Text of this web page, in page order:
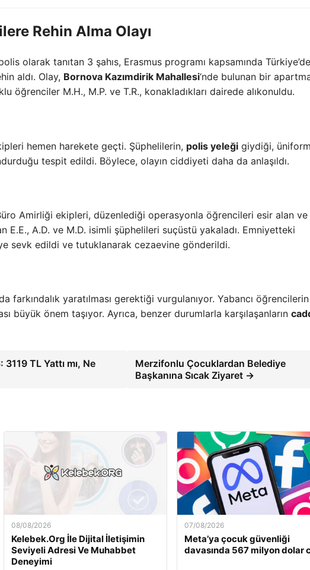
Rehin Alma Olayı
olarak tanıtan 3 şahıs, Erasmus programı kapsamında Türkiye’de
aldı. Olay, Bornova Kazımdirik Mahallesi‘nde bulunan bir
öğrenciler M.H., M.P. ve T.R., konakladıkları dairede alıkonuldu.
hemen harekete geçti. Şüphelilerin, polis yeleği giydiği,
tespit edildi. Böylece, olayın ciddiyeti daha da anlaşıldı.
Amirliği ekipleri, düzenlediği operasyonla öğrencileri esir alan ve
E.E., A.D. ve M.D. isimli şüphelileri suçüstü yakaladı. Emniyetteki
sevk edildi ve tutuklanarak cezaevine gönderildi.
farkındalık yaratılması gerektiği vurgulanıyor. Yabancı öğrencilerin
büyük önem taşıyor. Ayrıca, benzer durumlarla karşılaşanların
TL Yattı mı, Ne
Merzifonlu Çocuklardan Belediye
Başkanına Sıcak Ziyaret →
08/08/2026
Kelebek.Org İle Dijital İletişimin
Seviyeli Adresi Ve Muhabbet
Deneyimi
07/08/2026
Meta’ya çocuk güvenliği
davasında 567 milyon dolar